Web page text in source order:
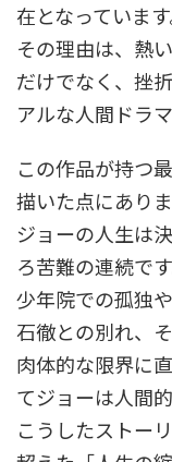
在となっています
その理由は、熱
だけでなく、挫
アルな人間ドラ
この作品が持つ
描いた点にありま
ジョーの人生は
ろ苦難の連続です
少年院での孤独
石徹との別れ、
肉体的な限界に
てジョーは人間
こうしたストー